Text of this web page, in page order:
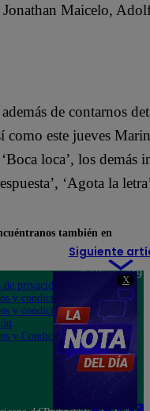
X
Maicelo,
de contarnos
como este jueves
loca’, los
‘Agota la
Siguiente
también en
privacidad
y condiciones
y condiciones
y Condiciones
Teléfono: 219
Av. San
Felipe 968
Jesús María